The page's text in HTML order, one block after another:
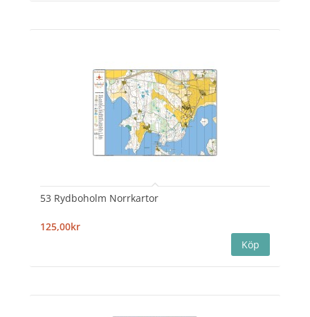
53 Rydboholm Norrkartor
125,00kr